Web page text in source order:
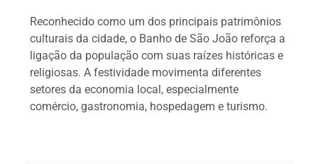
Reconhecido como um dos principais patrimônios
culturais da cidade, o Banho de São João reforça a
ligação da população com suas raízes históricas e
religiosas. A festividade movimenta diferentes
setores da economia local, especialmente
comércio, gastronomia, hospedagem e turismo.